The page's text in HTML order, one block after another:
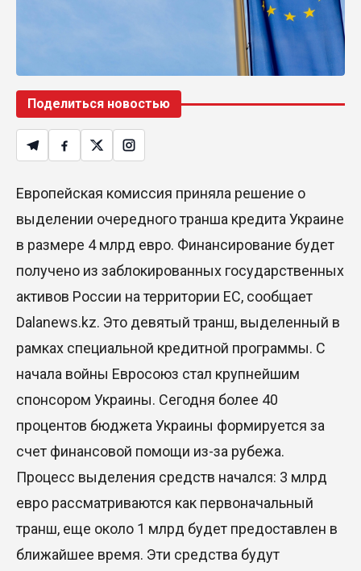
Поделиться новостью
Европейская комиссия приняла решение о
выделении очередного транша кредита Украине
в размере 4 млрд евро. Финансирование будет
получено из заблокированных государственных
активов России на территории ЕС, сообщает
Dalanews.kz. Это девятый транш, выделенный в
рамках специальной кредитной программы. С
начала войны Евросоюз стал крупнейшим
спонсором Украины. Сегодня более 40
процентов бюджета Украины формируется за
счет финансовой помощи из-за рубежа.
Процесс выделения средств начался: 3 млрд
евро рассматриваются как первоначальный
транш, еще около 1 млрд будет предоставлен в
ближайшее время. Эти средства будут